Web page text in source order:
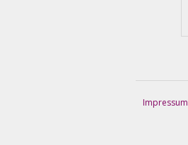
Impressum